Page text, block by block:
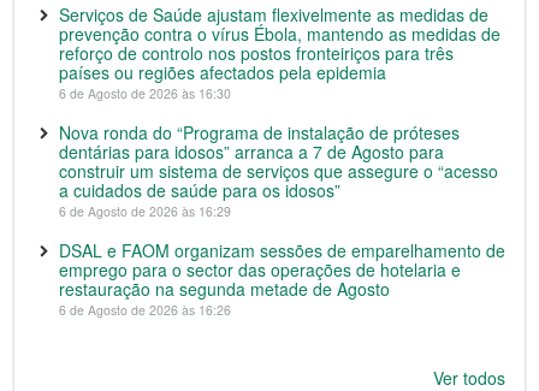
Serviços de Saúde ajustam flexivelmente as medidas de
prevenção contra o vírus Ébola, mantendo as medidas de
reforço de controlo nos postos fronteiriços para três
países ou regiões afectados pela epidemia
6 de Agosto de 2026 às 16:30
Nova ronda do “Programa de instalação de próteses
dentárias para idosos” arranca a 7 de Agosto para
construir um sistema de serviços que assegure o “acesso
a cuidados de saúde para os idosos”
6 de Agosto de 2026 às 16:29
DSAL e FAOM organizam sessões de emparelhamento de
emprego para o sector das operações de hotelaria e
restauração na segunda metade de Agosto
6 de Agosto de 2026 às 16:26
Ver todos